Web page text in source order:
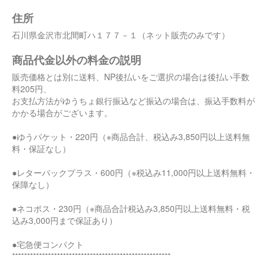
住所
石川県金沢市北間町ハ１７７－１（ネット販売のみです）
商品代金以外の料金の説明
販売価格とは別に送料、NP後払いをご選択の場合は後払い手数
料205円、
お支払方法がゆうちょ銀行振込など振込の場合は、振込手数料が
かかる場合がございます。
●ゆうパケット・220円（※商品合計、税込み3,850円以上送料無
料・保証なし）
●レターパックプラス・600円（※税込み11,000円以上送料無料・
保障なし）
●ネコポス・230円（※商品合計税込み3,850円以上送料無料・税
込み3,000円まで保証あり）
●宅急便コンパクト